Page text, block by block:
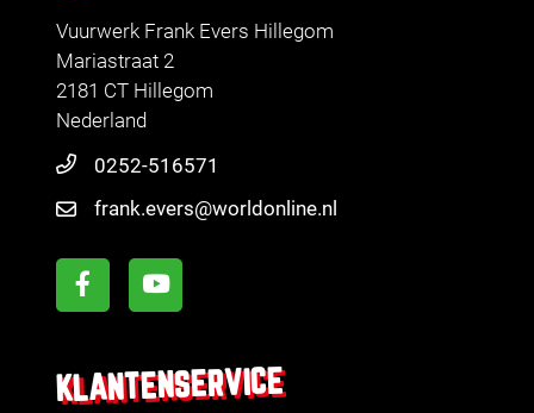
Vuurwerk Frank Evers Hillegom
Mariastraat 2
2181 CT Hillegom
Nederland
0252-516571
frank.evers@worldonline.nl
KLANTENSERVICE